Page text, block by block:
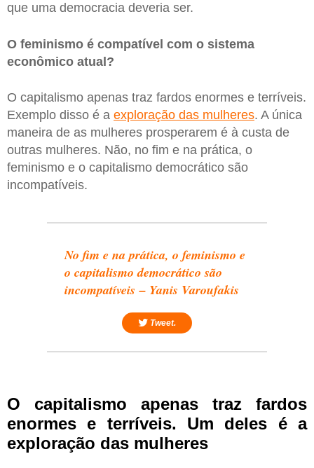
que uma democracia deveria ser.
O feminismo é compatível com o sistema
econômico atual?
O capitalismo apenas traz fardos enormes e terríveis.
Exemplo disso é a exploração das mulheres. A única
maneira de as mulheres prosperarem é à custa de
outras mulheres. Não, no fim e na prática, o
feminismo e o capitalismo democrático são
incompatíveis.
No fim e na prática, o feminismo e
o capitalismo democrático são
incompatíveis – Yanis Varoufakis
Tweet.
O capitalismo apenas traz fardos
enormes e terríveis. Um deles é a
exploração das mulheres